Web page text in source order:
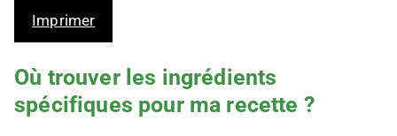
Imprimer
Où trouver les ingrédients
spécifiques pour ma recette ?